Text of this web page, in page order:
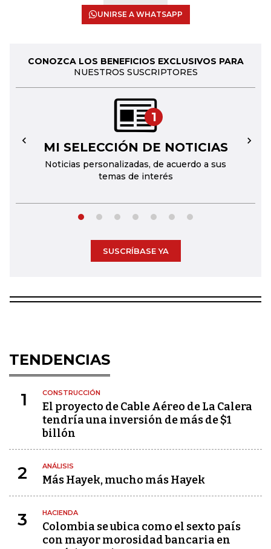
UNIRSE A WHATSAPP
CONOZCA LOS BENEFICIOS EXCLUSIVOS PARA
NUESTROS SUSCRIPTORES
1
MI SELECCIÓN DE NOTICIAS
Noticias personalizadas, de acuerdo a sus
temas de interés
← →
SUSCRÍBASE YA
TENDENCIAS
1 CONSTRUCCIÓN
El proyecto de Cable Aéreo de La Calera
tendría una inversión de más de $1
billón
2 ANÁLISIS
Más Hayek, mucho más Hayek
3 HACIENDA
Colombia se ubica como el sexto país
con mayor morosidad bancaria en